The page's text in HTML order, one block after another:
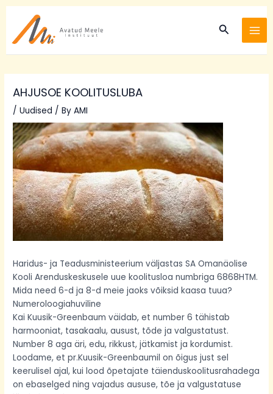
content
Search
AHJUSOE KOOLITUSLUBA
/Uudised / ByAMI
Haridus- ja Teadusministeerium väljastas SA Omanäolise
Kooli Arenduskeskusele uue koolitusloa numbriga 6868HTM.
Mida need 6-d ja 8-d meie jaoks võiksid kaasa tuua?
Numeroloogiahuviline
Kai Kuusik-Greenbaum väidab, et number 6 tähistab
harmooniat, tasakaalu, ausust, tõde ja valgustatust.
Number 8 aga äri, edu, rikkust, jätkamist ja kordumist.
Loodame, et pr.Kuusik-Greenbaumil on õigus just sel
keerulisel ajal, kui lood õpetajate täienduskoolitusrahadega
on ebaselged ning vajadus aususe, tõe ja valgustatuse
navigation